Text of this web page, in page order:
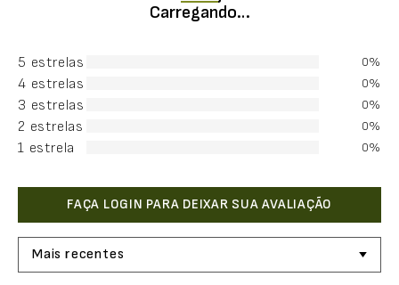
Carregando…
5 estrelas 0%
4 estrelas 0%
3 estrelas 0%
2 estrelas 0%
1 estrela 0%
Mais recentes